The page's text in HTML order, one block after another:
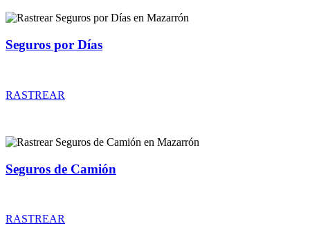
Seguros por Días
RASTREAR
Seguros de Camión
RASTREAR